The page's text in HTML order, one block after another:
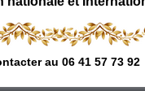
au 06 41 57 73 92